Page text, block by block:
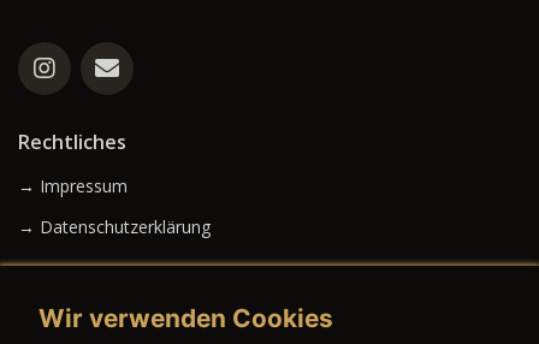
Rechtliches
→ Impressum
→ Datenschutzerklärung
Wir verwenden Cookies